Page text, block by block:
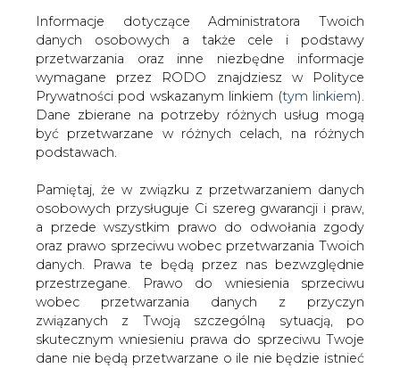
Informacje dotyczące Administratora Twoich
danych osobowych a także cele i podstawy
przetwarzania oraz inne niezbędne informacje
wymagane przez RODO znajdziesz w Polityce
Prywatności pod wskazanym linkiem (tym linkiem).
Dane zbierane na potrzeby różnych usług mogą
być przetwarzane w różnych celach, na różnych
podstawach.
Pamiętaj, że w związku z przetwarzaniem danych
osobowych przysługuje Ci szereg gwarancji i praw,
a przede wszystkim prawo do odwołania zgody
oraz prawo sprzeciwu wobec przetwarzania Twoich
danych. Prawa te będą przez nas bezwzględnie
przestrzegane. Prawo do wniesienia sprzeciwu
wobec przetwarzania danych z przyczyn
związanych z Twoją szczególną sytuacją, po
skutecznym wniesieniu prawa do sprzeciwu Twoje
dane nie będą przetwarzane o ile nie będzie istnieć
kondensacyjnych
2002-04-26 00:00
drukuj
skomentuj
udostępnij
Informacja w sprawie ceny energii
elektrycznej wytworzonej w
krajowym systemie
elektroenergetycznym w
jednostkach wytwórczych
kondensacyjnych